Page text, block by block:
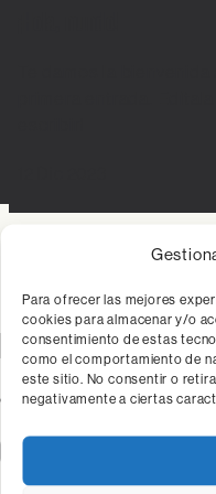
Para ofrecer las mejores
cookies para almacenar y/o
consentimiento de estas
como el comportamiento de
este sitio. No consentir o
negativamente a ciertas
Entradas recientes
¡Hola, mundo!
Comentarios recientes